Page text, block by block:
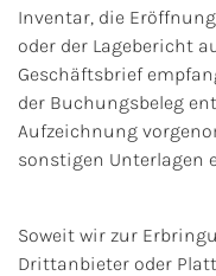
Inventar, die
oder der Lagebericht
Geschäftsbrief
der Buchungsbeleg
Aufzeichnung
sonstigen Unterlagen
Soweit wir zur
Drittanbieter oder